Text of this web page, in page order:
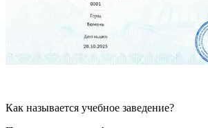
Как называется учебное заведение?